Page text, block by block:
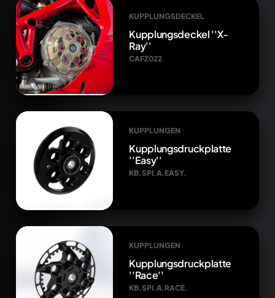
KUPPLUNGSDECKEL
Kupplungsdeckel ''X-
Ray''
CAFZ022
KUPPLUNGEN
Kupplungsdruckplatte
''Easy''
KB.SPI.A.EASY.
KUPPLUNGEN
Kupplungsdruckplatte
''Race''
KB.SPI.A.RACE.